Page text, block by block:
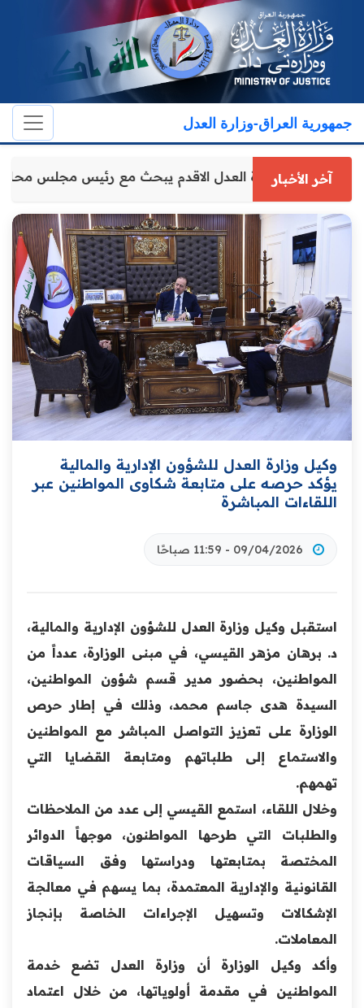
جمهورية العراق-وزارة العدل
آخر الأخباروكيل وزارة العدل الاقدم يبحث مع رئيس مجلس
وكيل وزارة العدل للشؤون الإدارية والمالية
يؤكد حرصه على متابعة شكاوى المواطنين عبر
اللقاءات المباشرة
09/04/2026 - 11:59 صباحًا
استقبل وكيل وزارة العدل للشؤون الإدارية والمالية،
د. برهان مزهر القيسي، في مبنى الوزارة، عدداً من
المواطنين، بحضور مدير قسم شؤون المواطنين،
السيدة هدى جاسم محمد، وذلك في إطار حرص
الوزارة على تعزيز التواصل المباشر مع المواطنين
والاستماع إلى طلباتهم ومتابعة القضايا التي
تهمهم.
وخلال اللقاء، استمع القيسي إلى عدد من الملاحظات
والطلبات التي طرحها المواطنون، موجهاً الدوائر
المختصة بمتابعتها ودراستها وفق السياقات
القانونية والإدارية المعتمدة، بما يسهم في معالجة
الإشكالات وتسهيل الإجراءات الخاصة بإنجاز
المعاملات.
وأكد وكيل الوزارة أن وزارة العدل تضع خدمة
المواطنين في مقدمة أولوياتها، من خلال اعتماد